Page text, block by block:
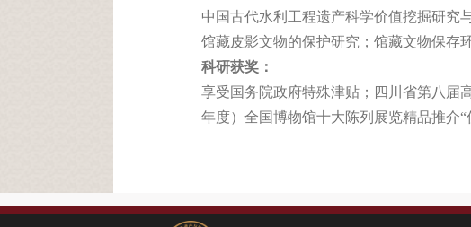
中国古代水利工程遗产科学价值挖掘研
馆藏皮影文物的保护研究；馆藏文物保存
科研获奖：
享受国务院政府特殊津贴；四川省第八届
年度）全国博物馆十大陈列展览精品推介“